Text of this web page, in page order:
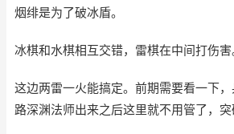
烟绯是为了破冰盾。
冰棋和水棋相互交错，雷棋在中间打伤害
这边两雷一火能搞定。前期需要看一下
路深渊法师出来之后这里就不用管了，突